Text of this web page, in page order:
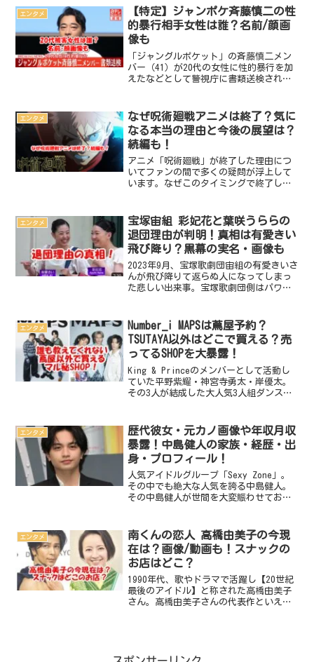
エンタメ
【特定】ジャンポケ斉藤慎二の性
的暴行相手女性は誰？名前/顔画
像も
「ジャングルポケット」の斉藤慎二メン
バー（41）が20代の女性に性的暴行を加
えたなどとして警視庁に書類送検された
エンタメ
なぜ呪術廻戦アニメは終了？気に
なる本当の理由と今後の展望は？
続編も！
アニメ「呪術廻戦」が終了した理由につ
いてファンの間で多くの疑問が浮上して
います。なぜこのタイミングで終了した
ンス、さらには商業的戦略まで、アニメ
終了に至るまでの詳細な理...
エンタメ
宝塚宙組 彩妃花と葉咲うららの
退団理由が判明！真相は有愛きい
飛び降り？黒幕の実名・画像も
2023年9月、宝塚歌劇団宙組の有愛きいさ
んが飛び降りて返らぬ人になってしまっ
た悲しい出来事。宝塚歌劇団側はパワハ
宝塚歌劇団側がパワハラやいじめを認
め、公式に謝罪しまし...
エンタメ
Number_i MAPSは蔦屋予約？
TSUTAYA以外はどこで買える？売
ってるSHOPを大暴露！
King & Princeのメンバーとして活動し
ていた平野紫耀・神宮寺勇太・岸優太。
その3人が結成した大人気3人組ダンスボ
表紙を飾るというビッグニュース...
エンタメ
歴代彼女・元カノ画像や年収月収
暴露！中島健人の家族・経歴・出
身・プロフィール！
人気アイドルグループ「Sexy Zone」。
その中でも絶大な人気を誇る中島健人。
その中島健人が世間を大変賑わせており
愛発覚。交際3年、バチカン市国へ3泊...
エンタメ
南くんの恋人 高橋由美子の今現
在は？画像/動画も！スナックの
お店はどこ？
1990年代、歌やドラマで活躍し【20世紀
最後のアイドル】と称された高橋由美子
さん。高橋由美子さんの代表作といえば